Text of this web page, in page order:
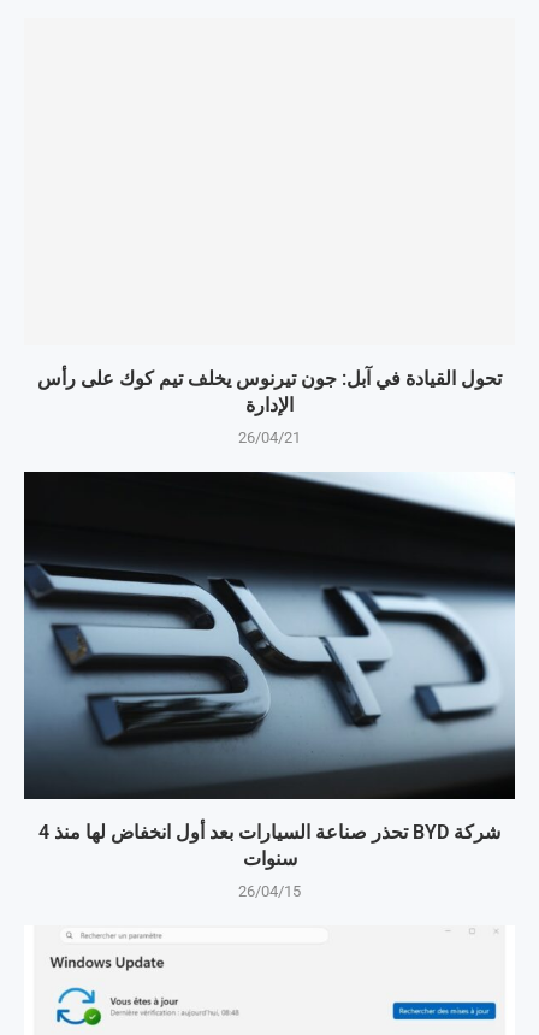
تحول القيادة في آبل: جون تيرنوس يخلف تيم كوك على رأس
الإدارة
26/04/21
شركة BYD تحذر صناعة السيارات بعد أول انخفاض لها منذ 4
سنوات
26/04/15